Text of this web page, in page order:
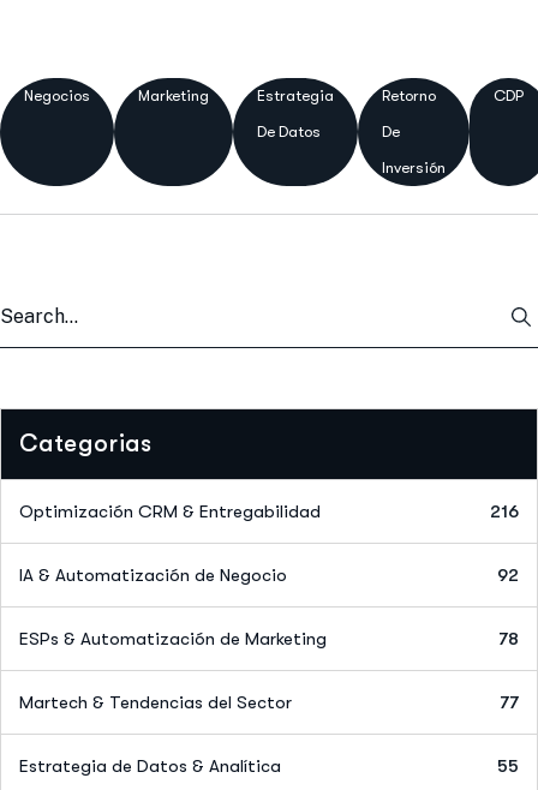
Negocios Marketing
Estrategia
De Datos
Retorno
De
Inversión
CDP
Categorias
Optimización CRM & Entregabilidad 216
IA & Automatización de Negocio 92
ESPs & Automatización de Marketing 78
Martech & Tendencias del Sector 77
Estrategia de Datos & Analítica 55